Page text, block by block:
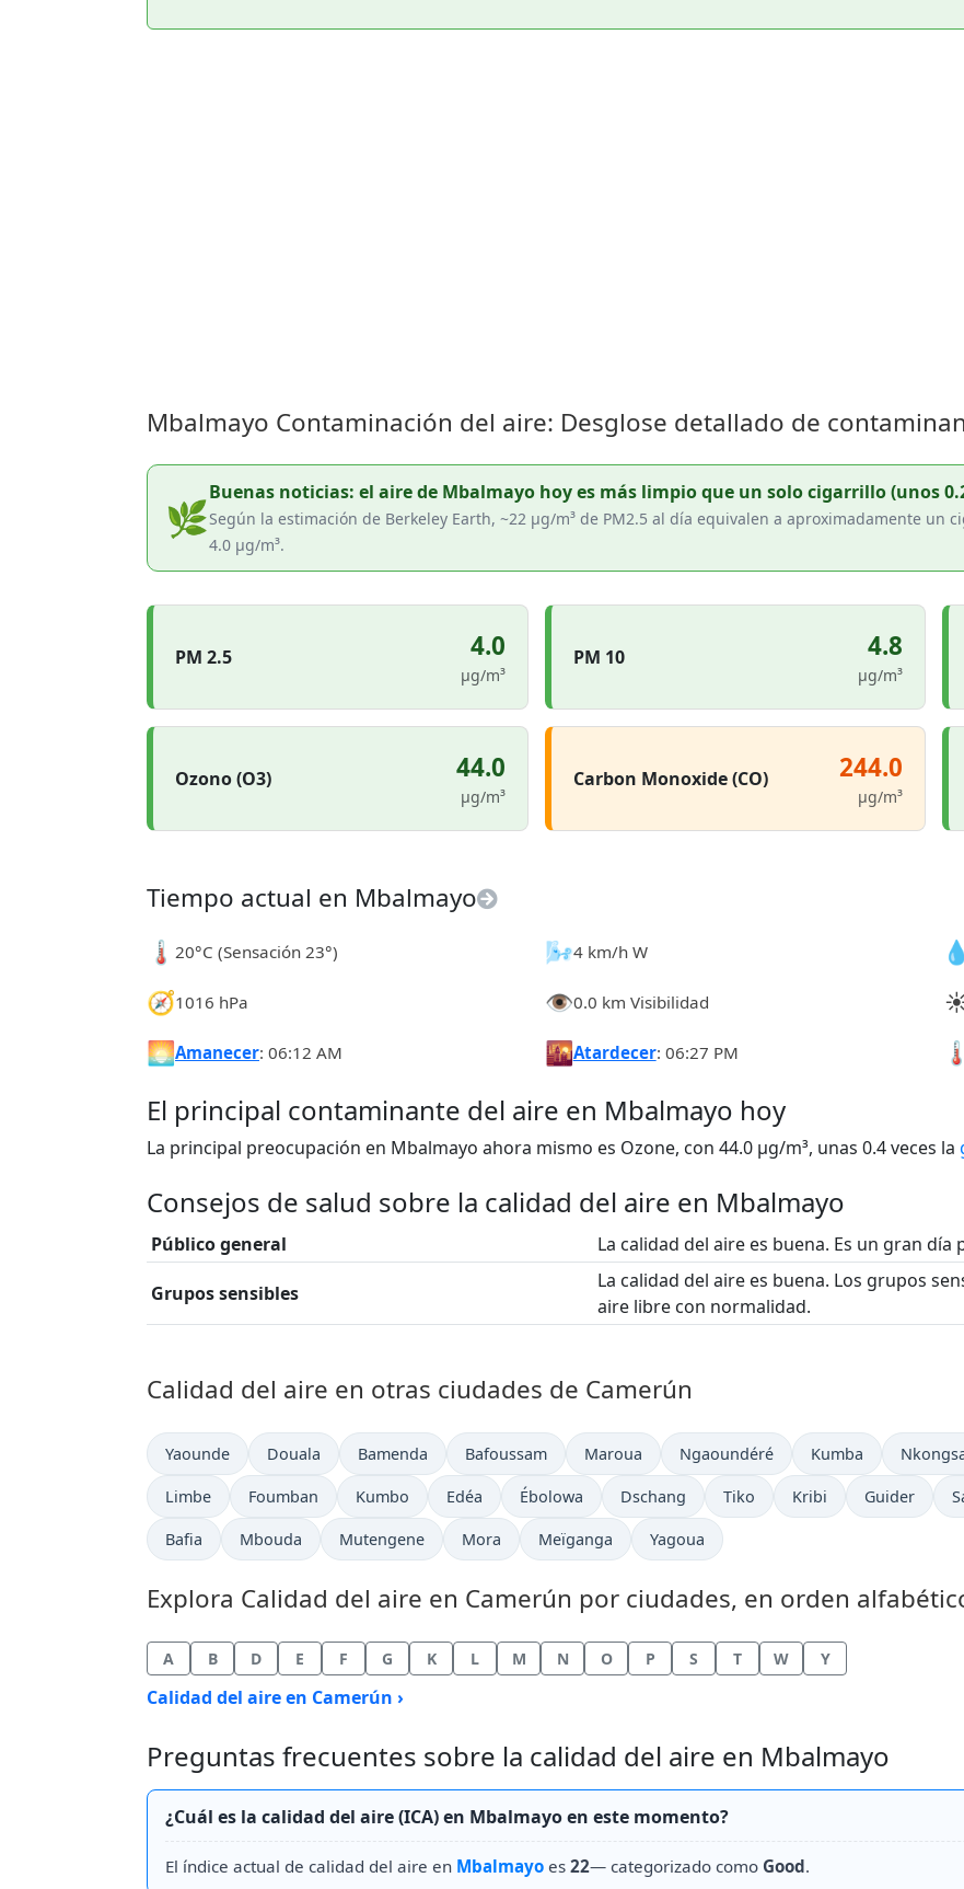
Mbalmayo Contaminación del aire: Desglose detallado de
🌿
Buenas noticias: el aire de Mbalmayo hoy es más limpio que un solo cigarrillo (unos
Según la estimación de Berkeley Earth, ~22 µg/m³ de PM2.5 al día equivalen a aproximadamente un
4.0 µg/m³.
PM 2.5 4.0
µg/m³
PM 10 4.8
µg/m³
Ozono (O3) 44.0
µg/m³
Carbon Monoxide (CO) 244.0
µg/m³
Tiempo actual en Mbalmayo
🌡️20°C (Sensación 23°) 🌬️4 km/h W
🧭1016 hPa 👁️0.0 km Visibilidad
🌅Amanecer: 06:12 AM 🌇Atardecer: 06:27 PM
El principal contaminante del aire en Mbalmayo hoy
La principal preocupación en Mbalmayo ahora mismo es Ozone, con 44.0 µg/m³, unas 0.4 veces la
Consejos de salud sobre la calidad del aire en Mbalmayo
Público general La calidad del aire es buena. Es un gran
Grupos sensibles
La calidad del aire es buena. Los grupos
aire libre con normalidad.
Calidad del aire en otras ciudades de Camerún
Yaounde Douala Bamenda Bafoussam Maroua Ngaoundéré Kumba
Limbe Foumban Kumbo Edéa Ébolowa Dschang Tiko Kribi Guider
Bafia Mbouda Mutengene Mora Meïganga Yagoua
Explora Calidad del aire en Camerún por ciudades, en orden
A B D E F G K L M N O P S T W Y
Calidad del aire en Camerún ›
Preguntas frecuentes sobre la calidad del aire en Mbalmayo
¿Cuál es la calidad del aire (ICA) en Mbalmayo en este momento?
El índice actual de calidad del aire en Mbalmayo es 22— categorizado como Good.